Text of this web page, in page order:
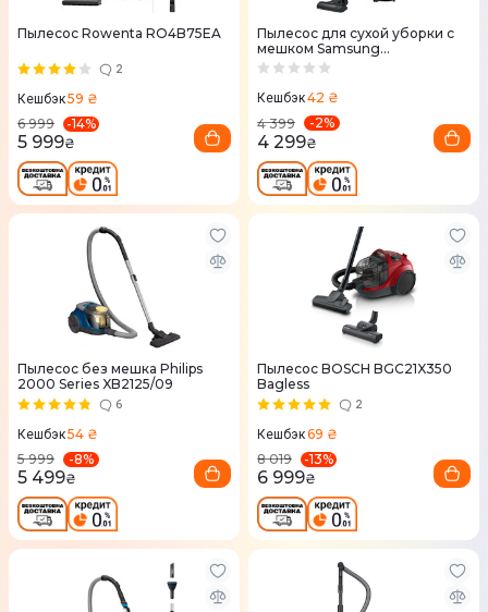
Пылесос Rowenta RO4B75EA
2
Кешбэк59 ₴
6 999
-14%
5 999₴
Пылесос для сухой уборки с
мешком Samsung
VC07M25E0WR/UK
Кешбэк42 ₴
4 399
-2%
4 299₴
Пылесос без мешка Philips
2000 Series XB2125/09
6
Кешбэк54 ₴
5 999
-8%
5 499₴
Пылесос BOSCH BGC21X350
Bagless
2
Кешбэк69 ₴
8 019
-13%
6 999₴